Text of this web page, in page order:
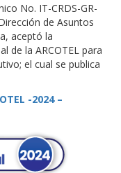
No. IT-CRDS-GR-
de Asuntos
aceptó la
de la ARCOTEL para
el cual se publica
-2024 –